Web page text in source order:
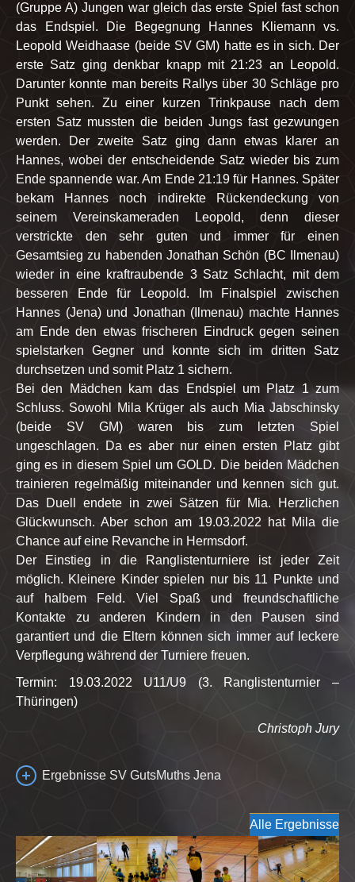
(Gruppe A) Jungen war gleich das erste Spiel fast schon
das Endspiel. Die Begegnung Hannes Kliemann vs.
Leopold Weidhaase (beide SV GM) hatte es in sich. Der
erste Satz ging denkbar knapp mit 21:23 an Leopold.
Darunter konnte man bereits Rallys über 30 Schläge pro
Punkt sehen. Zu einer kurzen Trinkpause nach dem
ersten Satz mussten die beiden Jungs fast gezwungen
werden. Der zweite Satz ging dann etwas klarer an
Hannes, wobei der entscheidende Satz wieder bis zum
Ende spannende war. Am Ende 21:19 für Hannes. Später
bekam Hannes noch indirekte Rückendeckung von
seinem Vereinskameraden Leopold, denn dieser
verstrickte den sehr guten und immer für einen
Gesamtsieg zu habenden Jonathan Schön (BC Ilmenau)
wieder in eine kraftraubende 3 Satz Schlacht, mit dem
besseren Ende für Leopold. Im Finalspiel zwischen
Hannes (Jena) und Jonathan (Ilmenau) machte Hannes
am Ende den etwas frischeren Eindruck gegen seinen
spielstarken Gegner und konnte sich im dritten Satz
durchsetzen und somit Platz 1 sichern.
Bei den Mädchen kam das Endspiel um Platz 1 zum
Schluss. Sowohl Mila Krüger als auch Mia Jabschinsky
(beide SV GM) waren bis zum letzten Spiel
ungeschlagen. Da es aber nur einen ersten Platz gibt
ging es in diesem Spiel um GOLD. Die beiden Mädchen
trainieren regelmäßig miteinander und kennen sich gut.
Das Duell endete in zwei Sätzen für Mia. Herzlichen
Glückwunsch. Aber schon am 19.03.2022 hat Mila die
Chance auf eine Revanche in Hermsdorf.
Der Einstieg in die Ranglistenturniere ist jeder Zeit
möglich. Kleinere Kinder spielen nur bis 11 Punkte und
auf halbem Feld. Viel Spaß und freundschaftliche
Kontakte zu anderen Kindern in den Pausen sind
garantiert und die Eltern können sich immer auf leckere
Verpflegung während der Turniere freuen.
Termin: 19.03.2022 U11/U9 (3. Ranglistenturnier –
Thüringen)
Christoph Jury
Ergebnisse SV GutsMuths Jena
Alle Ergebnisse